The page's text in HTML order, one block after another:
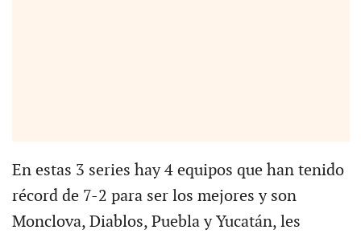
En estas 3 series hay 4 equipos que han tenido
récord de 7-2 para ser los mejores y son
Monclova, Diablos, Puebla y Yucatán, les